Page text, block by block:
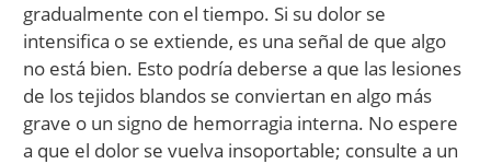
gradualmente con el tiempo. Si su dolor se
intensifica o se extiende, es una señal de que algo
no está bien. Esto podría deberse a que las lesiones
de los tejidos blandos se conviertan en algo más
grave o un signo de hemorragia interna. No espere
a que el dolor se vuelva insoportable; consulte a un